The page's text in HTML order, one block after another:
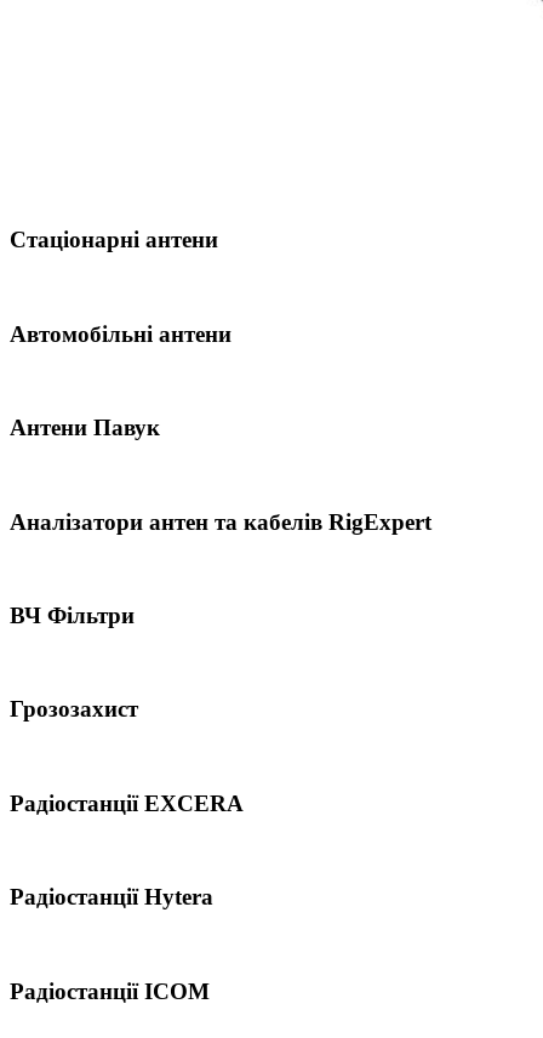
Стаціонарні антени
Автомобільні антени
Антени Павук
Аналізатори антен та кабелів RigExpert
ВЧ Фільтри
Грозозахист
Радіостанції EXCERA
Радіостанції Hytera
Радіостанції ICOM